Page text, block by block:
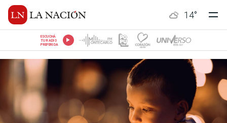
14°
ESCUCHÁ
TU RADIO
PREFERIDA